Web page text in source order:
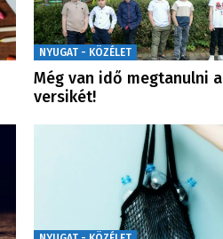
NYUGAT - KÖZÉLET
Még van idő megtanulni a
versikét!